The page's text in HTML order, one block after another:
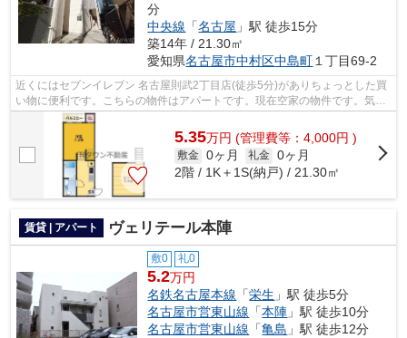
分
中央線 「名古屋 」駅 徒歩15分
築14年 / 21.30㎡
愛知県名古屋市中村区中島町 １丁目69-2
近くにはセブンイレブン 名古屋則武2丁目店(徒歩5分)がありちょっとした買
い物に便利です。こちらの物件はアパートです。現在空家の物件です。気に
なるイチオシ物件情報：「La Mer Ble...
5.35万円 (管理費等：4,000円 )
敷金 0ヶ月 礼金 0ヶ月
2階 / 1K＋1S(納戸) / 21.30㎡
賃貸 | アパート ヴェリテール本陣
敷0 礼0
5.2万円
名鉄名古屋本線 「栄生 」駅 徒歩5分
名古屋市営東山線 「本陣 」駅 徒歩10分
名古屋市営東山線 「亀島 」駅 徒歩12分